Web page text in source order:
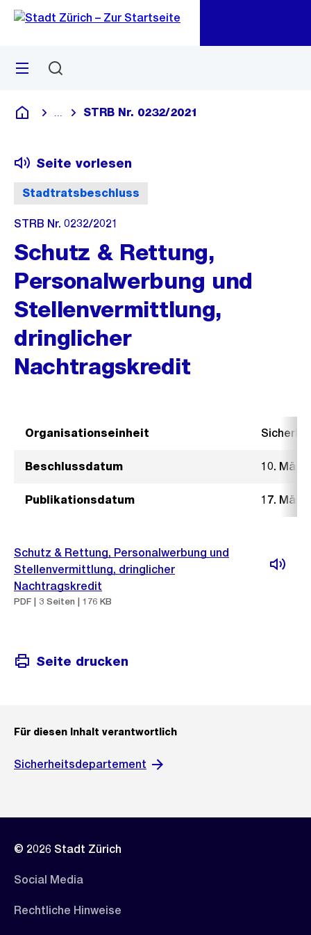
Navigation
Sprunglink
Menü
Deutsch
Blende alle Breadcrumbs ein
STRB Nr. 0232/2021
Stadtratsbeschluss
Seite vorlesen
STRB Nr. 0232/2021
Schutz & Rettung,
Personalwerbung und
Stellenvermittlung,
dringlicher
Nachtragskredit
Organisationseinheit
Beschlussdatum 10. März
Publikationsdatum 17. März
Schutz & Rettung, Personalwerbung und
Stellenvermittlung, dringlicher
Nachtragskredit
PDF | 3 Seiten | 176 KB
Seite drucken
Für diesen Inhalt verantwortlich
Sicherheitsdepartement
© 2026 Stadt Zürich
Social Media
Rechtliche Hinweise